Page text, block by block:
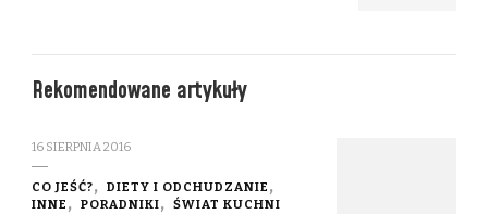
Rekomendowane artykuły
16 SIERPNIA 2016
CO JEŚĆ?
DIETY I ODCHUDZANIE
INNE
PORADNIKI ŚWIAT KUCHNI